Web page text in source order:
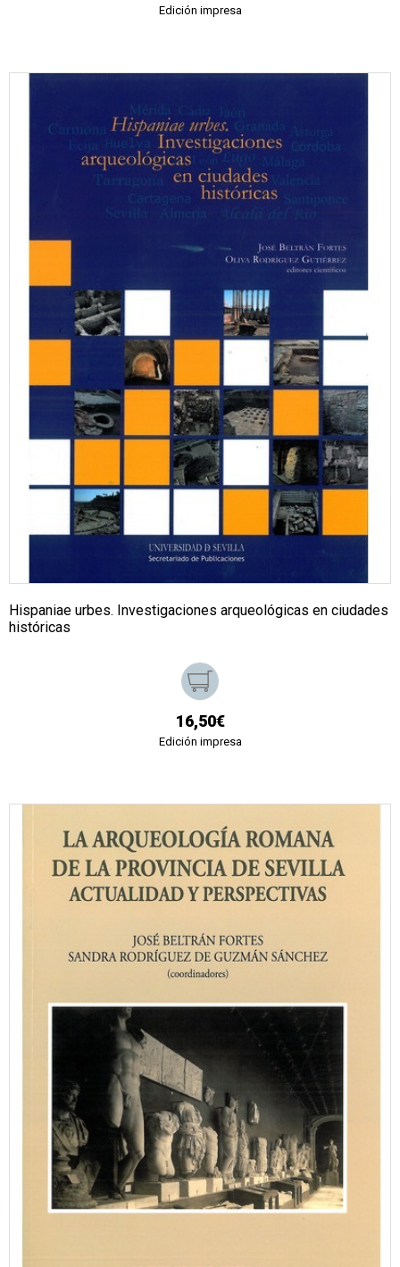
Edición impresa
Hispaniae urbes. Investigaciones arqueológicas en ciudades
históricas
16,50€
Edición impresa